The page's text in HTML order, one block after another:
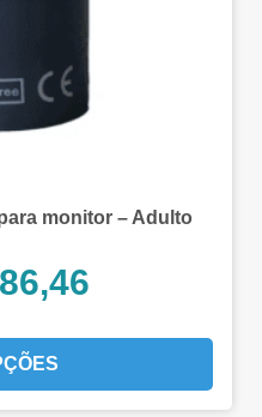
monitor – Adulto
86,46